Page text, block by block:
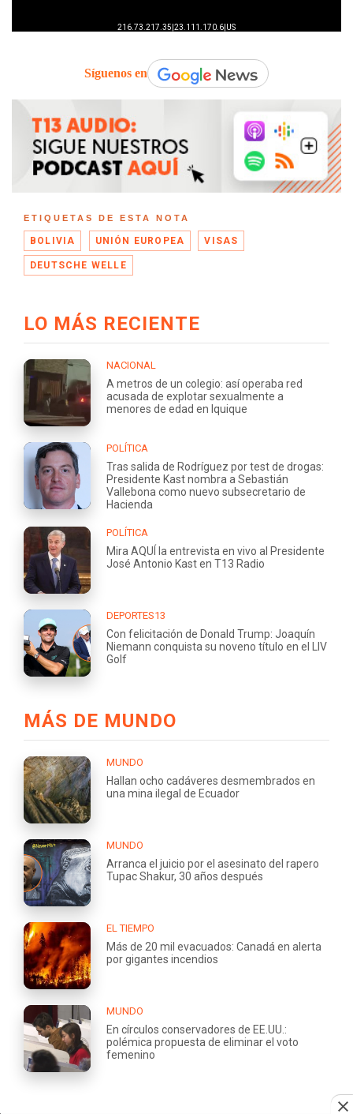
Síguenos en
ETIQUETAS DE ESTA NOTA
BOLIVIA UNIÓN EUROPEA VISAS
DEUTSCHE WELLE
LO MÁS RECIENTE
NACIONAL
A metros de un colegio: así operaba red
acusada de explotar sexualmente a
menores de edad en Iquique
POLÍTICA
Tras salida de Rodríguez por test de drogas:
Presidente Kast nombra a Sebastián
Vallebona como nuevo subsecretario de
Hacienda
POLÍTICA
Mira AQUÍ la entrevista en vivo al Presidente
José Antonio Kast en T13 Radio
DEPORTES13
Con felicitación de Donald Trump: Joaquín
Niemann conquista su noveno título en el LIV
Golf
MÁS DE MUNDO
MUNDO
Hallan ocho cadáveres desmembrados en
una mina ilegal de Ecuador
MUNDO
Arranca el juicio por el asesinato del rapero
Tupac Shakur, 30 años después
EL TIEMPO
Más de 20 mil evacuados: Canadá en alerta
por gigantes incendios
MUNDO
En círculos conservadores de EE.UU.:
polémica propuesta de eliminar el voto
femenino